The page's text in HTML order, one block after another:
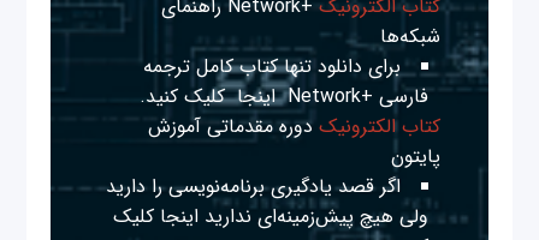
کتاب الکترونیک
+Network راهنمای
شبکه‌ها
برای دانلود تنها کتاب کامل ترجمه
فارسی +Network
اینجا کلیک کنید.
کتاب الکترونیک دوره مقدماتی آموزش
پایتون
اگر قصد یادگیری برنامه‌نویسی را دارید
ولی هیچ پیش‌زمینه‌ای نداریداینجا کلیک